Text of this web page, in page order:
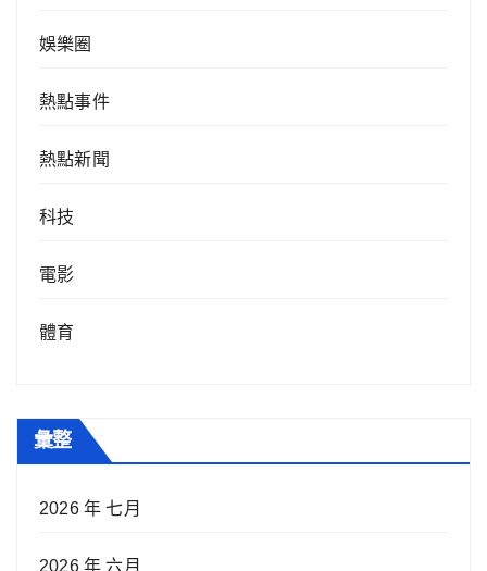
娛樂圈
熱點事件
熱點新聞
科技
電影
體育
彙整
2026 年 七月
2026 年 六月